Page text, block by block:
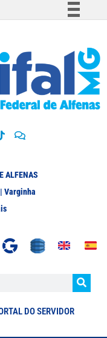
Participe
à informação
Legislação
ALFENAS
Varginha
DO SERVIDOR